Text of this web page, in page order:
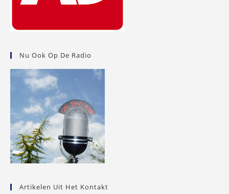
Nu Ook Op De Radio
Artikelen Uit Het Kontakt